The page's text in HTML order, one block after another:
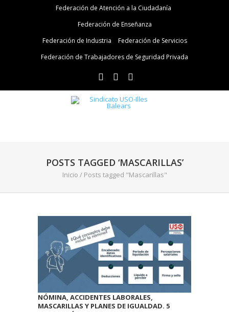
Federación de Atención a la Ciudadanía
Federación de Enseñanza
Federación de Industria
Federación de Servicios
Federación de Trabajadores de Seguridad Privada
POSTS TAGGED ‘MASCARILLAS’
Inicio / Posts tagged "Mascarillas"
NÓMINA, ACCIDENTES LABORALES,
MASCARILLAS Y PLANES DE IGUALDAD. 5